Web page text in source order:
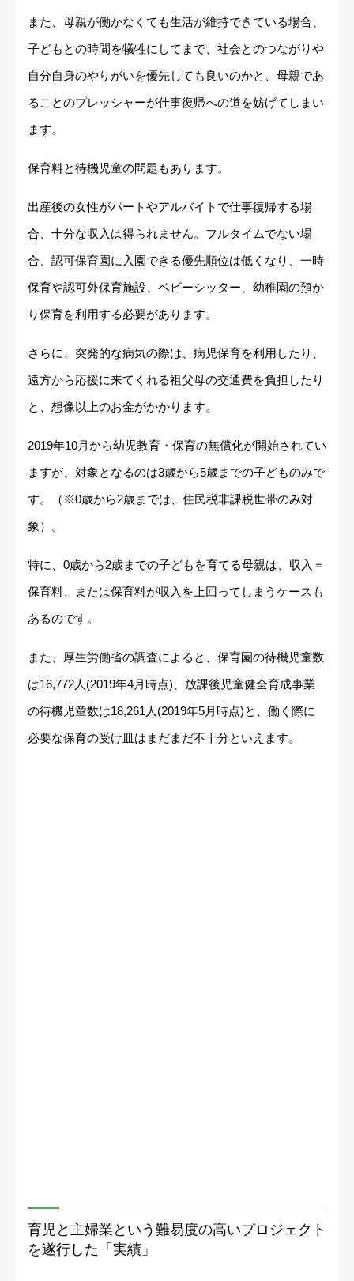
また、母親が働かなくても生活が維持できている場合、
子どもとの時間を犠牲にしてまで、社会とのつながりや
自分自身のやりがいを優先しても良いのかと、母親であ
ることのプレッシャーが仕事復帰への道を妨げてしまい
ます。
保育料と待機児童の問題もあります。
出産後の女性がパートやアルバイトで仕事復帰する場
合、十分な収入は得られません。フルタイムでない場
合、認可保育園に入園できる優先順位は低くなり、一時
保育や認可外保育施設、ベビーシッター、幼稚園の預か
り保育を利用する必要があります。
さらに、突発的な病気の際は、病児保育を利用したり、
遠方から応援に来てくれる祖父母の交通費を負担したり
と、想像以上のお金がかかります。
2019年10月から幼児教育・保育の無償化が開始されてい
ますが、対象となるのは3歳から5歳までの子どものみで
す。（※0歳から2歳までは、住民税非課税世帯のみ対
象）。
特に、0歳から2歳までの子どもを育てる母親は、収入＝
保育料、または保育料が収入を上回ってしまうケースも
あるのです。
また、厚生労働省の調査によると、保育園の待機児童数
は16,772人(2019年4月時点)、放課後児童健全育成事業
の待機児童数は18,261人(2019年5月時点)と、働く際に
必要な保育の受け皿はまだまだ不十分といえます。
育児と主婦業という難易度の高いプロジェクト
を遂行した「実績」